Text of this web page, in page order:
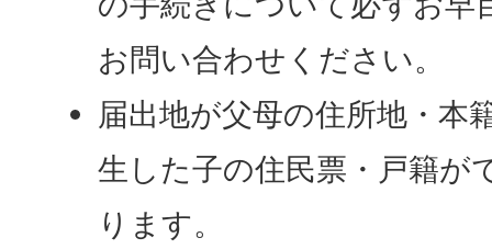
お問い合わせください。
届出地が父母の住所地・本
生した子の住民票・戸籍が
ります。